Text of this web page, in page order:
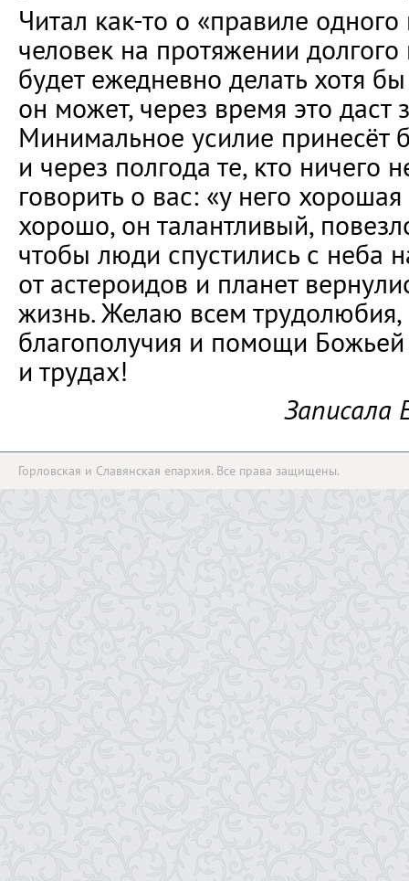
Читал как-то о «правиле
человек на протяжении
будет ежедневно делать хотя бы
он может, через время это даст
Минимальное усилие принесёт
и через полгода те, кто ничего
говорить о вас: «у него
хорошо, он талантливый,
чтобы люди спустились с неба
от астероидов и планет
жизнь. Желаю всем трудолюбия,
благополучия и помощи
и трудах!
Записала
Горловская и Славянская епархия. Все права защищены.